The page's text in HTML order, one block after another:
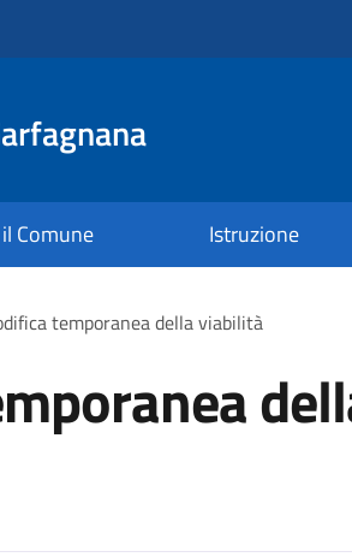
Comune Istruzione
temporanea della viabilità